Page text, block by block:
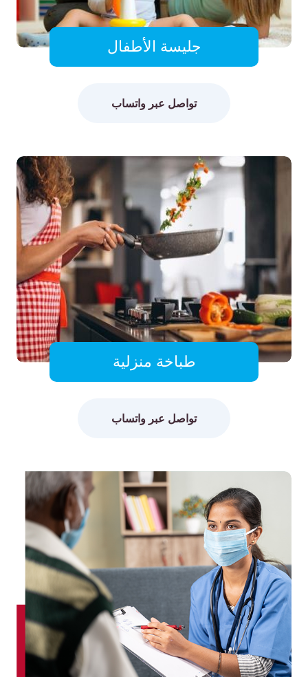
جليسة الأطفال
تواصل عبر واتساب
طباخة منزلية
تواصل عبر واتساب